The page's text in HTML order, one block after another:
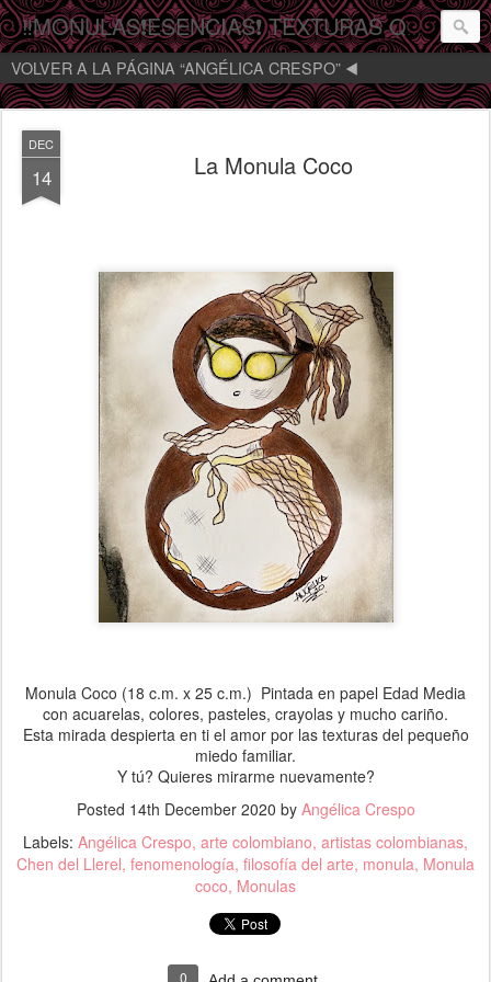
‼️MONULAS❗️ESENCIAS❗️ TEXTURAS QUE MIRAN‼️
VOLVER A LA PÁGINA “ANGÉLICA CRESPO” ◀️
DEC
14 La Monula Coco
Monula Coco (18 c.m. x 25 c.m.) Pintada en papel Edad Media
con acuarelas, colores, pasteles, crayolas y mucho cariño.
Esta mirada despierta en ti el amor por las texturas del pequeño
miedo familiar.
Y tú? Quieres mirarme nuevamente?
Posted 14th December 2020 by Angélica Crespo
Labels: Angélica Crespo arte colombiano artistas colombianas
Chen del Llerel fenomenología filosofía del arte monula Monula
coco Monulas
0